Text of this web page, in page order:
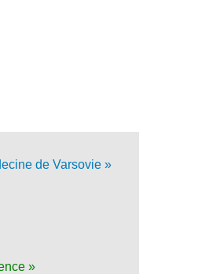
de Varsovie »
»